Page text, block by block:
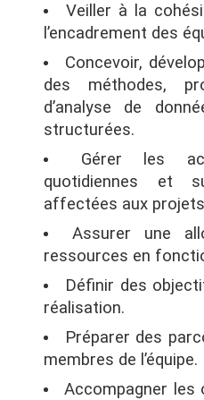
Veiller à la
l’encadrement des
Concevoir,
des méthodes,
d’analyse de
structurées.
Gérer les
quotidiennes et
affectées aux
Assurer une
ressources en
Définir des
réalisation.
Préparer des
membres de l’équipe.
Accompagner les